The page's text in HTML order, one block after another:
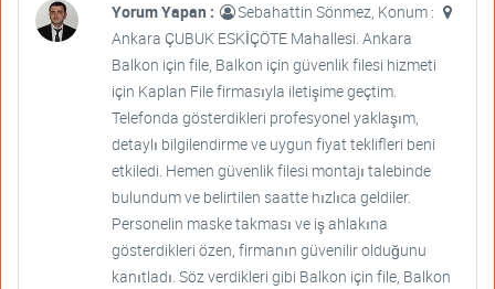
Yorum Yapan :
Sebahattin Sönmez, Konum :
Ankara ÇUBUK ESKİÇÖTE Mahallesi. Ankara
Balkon için file, Balkon için güvenlik filesi hizmeti
için Kaplan File firmasıyla iletişime geçtim.
Telefonda gösterdikleri profesyonel yaklaşım,
detaylı bilgilendirme ve uygun fiyat teklifleri beni
etkiledi. Hemen güvenlik filesi montajı talebinde
bulundum ve belirtilen saatte hızlıca geldiler.
Personelin maske takması ve iş ahlakına
gösterdikleri özen, firmanın güvenilir olduğunu
kanıtladı. Söz verdikleri gibi Balkon için file, Balkon